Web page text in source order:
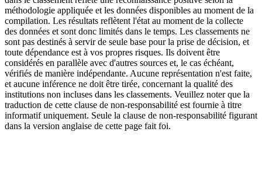
méthodologie appliquée et les données disponibles au moment de la
compilation. Les résultats reflètent l'état au moment de la collecte
des données et sont donc limités dans le temps. Les classements ne
sont pas destinés à servir de seule base pour la prise de décision, et
toute dépendance est à vos propres risques. Ils doivent être
considérés en parallèle avec d'autres sources et, le cas échéant,
vérifiés de manière indépendante. Aucune représentation n'est faite,
et aucune inférence ne doit être tirée, concernant la qualité des
institutions non incluses dans les classements. Veuillez noter que la
traduction de cette clause de non-responsabilité est fournie à titre
informatif uniquement. Seule la clause de non-responsabilité figurant
dans la version anglaise de cette page fait foi.